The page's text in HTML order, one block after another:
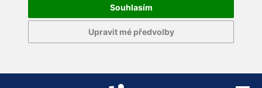
Souhlasím
Upravit mé předvolby